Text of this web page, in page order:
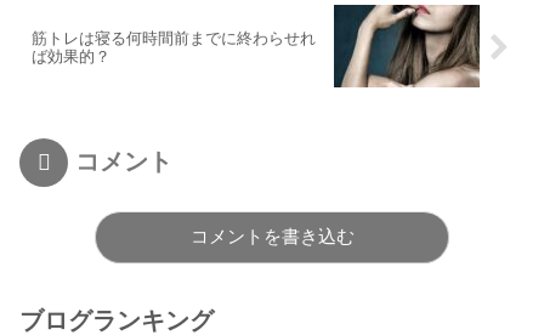
筋トレは寝る何時間前までに終わらせれ
ば効果的？
コメント
コメントを書き込む
ブログランキング